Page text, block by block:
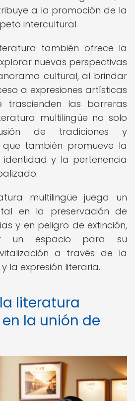
a la promoción de la
intercultural.
también ofrece la
nuevas perspectivas
cultural, al brindar
a expresiones artísticas
trascienden las barreras
multilingüe no solo
de tradiciones y
que también promueve la
identidad y la pertenencia
multilingüe juega un
en la preservación de
y en peligro de extinción,
un espacio para su
a través de la
la expresión literaria.
literatura
la unión de